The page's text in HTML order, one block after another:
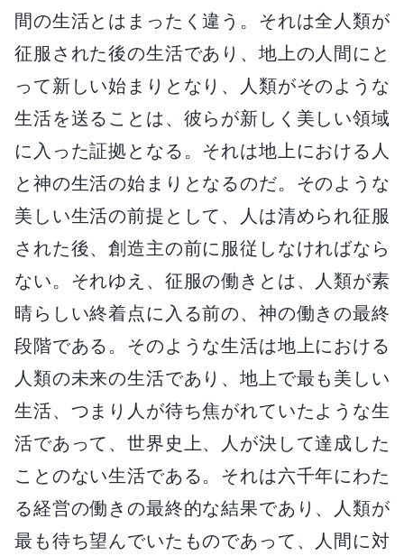
間の生活とはまったく違う。それは全人類が
征服された後の生活であり、地上の人間にと
って新しい始まりとなり、人類がそのような
生活を送ることは、彼らが新しく美しい領域
に入った証拠となる。それは地上における人
と神の生活の始まりとなるのだ。そのような
美しい生活の前提として、人は清められ征服
された後、創造主の前に服従しなければなら
ない。それゆえ、征服の働きとは、人類が素
晴らしい終着点に入る前の、神の働きの最終
段階である。そのような生活は地上における
人類の未来の生活であり、地上で最も美しい
生活、つまり人が待ち焦がれていたような生
活であって、世界史上、人が決して達成した
ことのない生活である。それは六千年にわた
る経営の働きの最終的な結果であり、人類が
最も待ち望んでいたものであって、人間に対